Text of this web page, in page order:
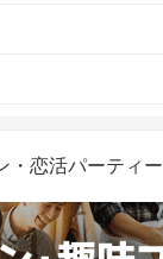
・恋活パーティー